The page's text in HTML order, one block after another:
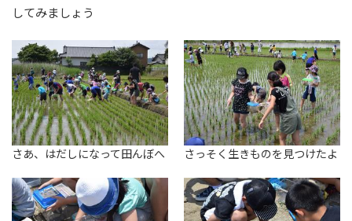
してみましょう
さあ、はだしになって田んぼへ さっそく生きものを見つけたよ